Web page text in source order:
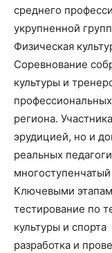
среднего
укрупненной
Физическая
Соревнование
культуры и
региона.
эрудицией, но и
реальных
Ключевыми
тестирование по
культуры и спорта
разработка и